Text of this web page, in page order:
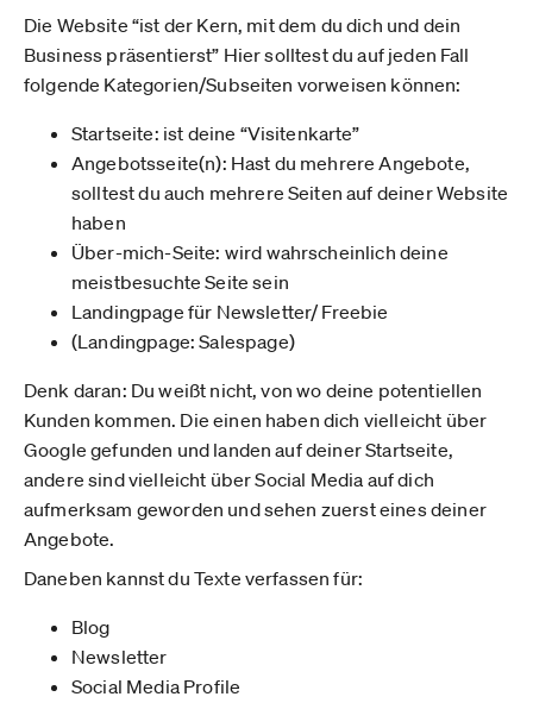
Die Website “ist der Kern, mit dem du dich und dein
Business präsentierst” Hier solltest du auf jeden Fall
folgende Kategorien/Subseiten vorweisen können:
Startseite: ist deine “Visitenkarte”
Angebotsseite(n): Hast du mehrere Angebote,
solltest du auch mehrere Seiten auf deiner Website
haben
Über-mich-Seite: wird wahrscheinlich deine
meistbesuchte Seite sein
Landingpage für Newsletter/ Freebie
(Landingpage: Salespage)
Denk daran: Du weißt nicht, von wo deine potentiellen
Kunden kommen. Die einen haben dich vielleicht über
Google gefunden und landen auf deiner Startseite,
andere sind vielleicht über Social Media auf dich
aufmerksam geworden und sehen zuerst eines deiner
Angebote.
Daneben kannst du Texte verfassen für:
Blog
Newsletter
Social Media Profile